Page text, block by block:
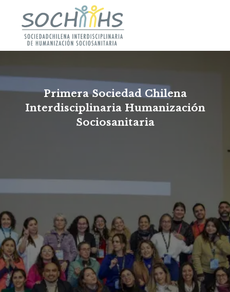
Primera Sociedad Chilena
Interdisciplinaria Humanización
Sociosanitaria